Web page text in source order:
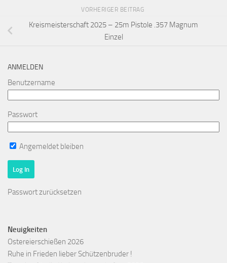
VORHERIGER BEITRAG
Kreismeisterschaft 2025 – 25m Pistole .357 Magnum
Einzel
ANMELDEN
Benutzername
Passwort
Angemeldet bleiben
Passwort zurücksetzen
Neuigkeiten
Ostereierschießen 2026
Ruhe in Frieden lieber Schützenbruder !